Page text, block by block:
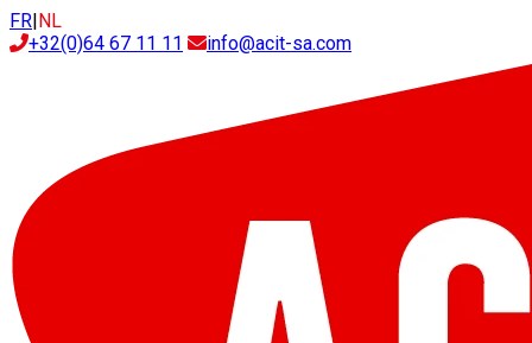
FR|NL
+32(0)64 67 11 11
info@acit-sa.com